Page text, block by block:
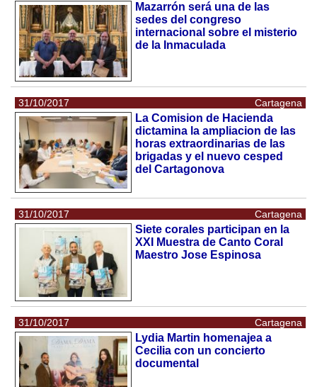
Mazarrón será una de las
sedes del congreso
internacional sobre el misterio
de la Inmaculada
31/10/2017 Cartagena
La Comision de Hacienda
dictamina la ampliacion de las
horas extraordinarias de las
brigadas y el nuevo cesped
del Cartagonova
31/10/2017 Cartagena
Siete corales participan en la
XXI Muestra de Canto Coral
Maestro Jose Espinosa
31/10/2017 Cartagena
Lydia Martin homenajea a
Cecilia con un concierto
documental